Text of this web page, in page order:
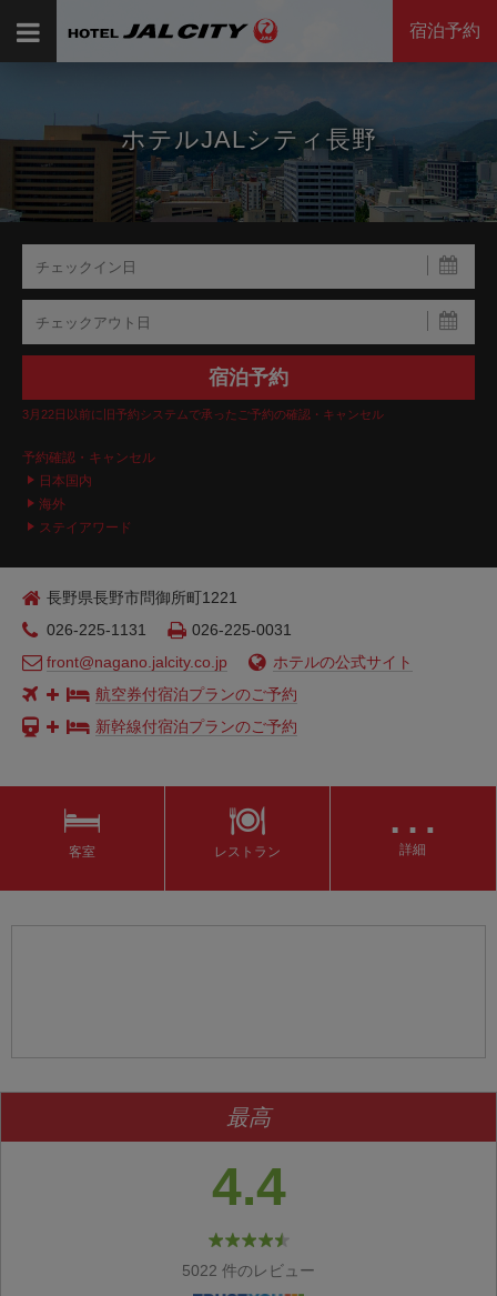
宿泊予約
ホテルJALシティ長野
3月22日以前に旧予約システムで承ったご予約の確認・キャンセル
予約確認・キャンセル
日本国内
海外
ステイアワード
長野県長野市問御所町1221
026-225-1131
026-225-0031
front@nagano.jalcity.co.jp
ホテルの公式サイト
航空券付宿泊プランのご予約
新幹線付宿泊プランのご予約
客室 レストラン
…
詳細
最高
4.4
5022 件のレビュー